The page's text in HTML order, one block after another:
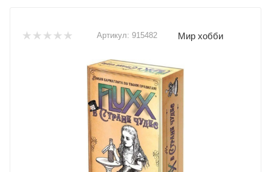
Артикул: 915482 Мир хобби